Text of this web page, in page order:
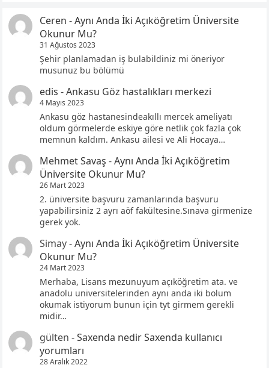
Ceren -Aynı Anda İki Açıköğretim Üniversite
Okunur Mu?
31 Ağustos 2023
Şehir planlamadan iş bulabildiniz mi öneriyor
musunuz bu bölümü
edis -Ankasu Göz hastalıkları merkezi
4 Mayıs 2023
Ankasu göz hastanesindeakıllı mercek ameliyatı
oldum görmelerde eskiye göre netlik çok fazla çok
memnun kaldım. Ankasu ailesi ve Ali Hocaya…
Mehmet Savaş -Aynı Anda İki Açıköğretim
Üniversite Okunur Mu?
26 Mart 2023
2. üniversite başvuru zamanlarında başvuru
yapabilirsiniz 2 ayrı aöf fakültesine.Sınava girmenize
gerek yok.
Simay-Aynı Anda İki Açıköğretim Üniversite
Okunur Mu?
24 Mart 2023
Merhaba, Lisans mezunuyum açıköğretim ata. ve
anadolu universitelerinden aynı anda iki bolum
okumak istiyorum bunun için tyt girmem gerekli
midir…
gülten -Saxenda nedir Saxenda kullanıcı
yorumları
28 Aralık 2022